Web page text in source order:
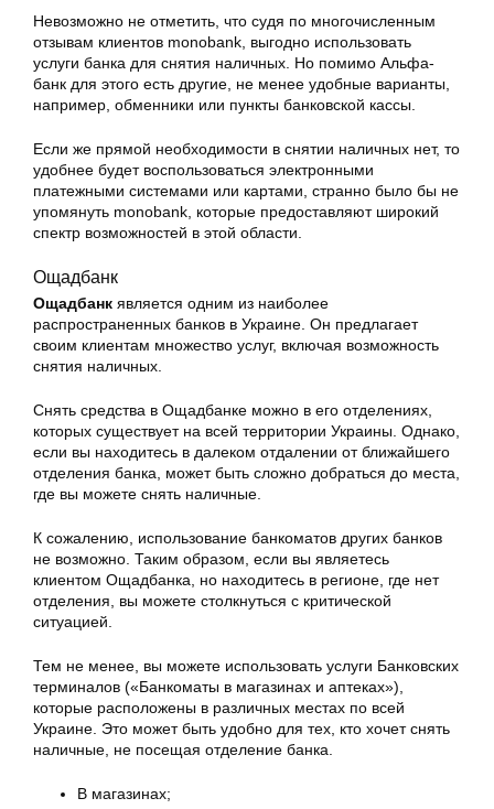
Невозможно не отметить, что судя по многочисленным
отзывам клиентов monobank, выгодно использовать
услуги банка для снятия наличных. Но помимо Альфа-
банк для этого есть другие, не менее удобные варианты,
например, обменники или пункты банковской кассы.
Если же прямой необходимости в снятии наличных нет, то
удобнее будет воспользоваться электронными
платежными системами или картами, странно было бы не
упомянуть monobank, которые предоставляют широкий
спектр возможностей в этой области.
Ощадбанк
Ощадбанк является одним из наиболее
распространенных банков в Украине. Он предлагает
своим клиентам множество услуг, включая возможность
снятия наличных.
Снять средства в Ощадбанке можно в его отделениях,
которых существует на всей территории Украины. Однако,
если вы находитесь в далеком отдалении от ближайшего
отделения банка, может быть сложно добраться до места,
где вы можете снять наличные.
К сожалению, использование банкоматов других банков
не возможно. Таким образом, если вы являетесь
клиентом Oщадбанка, но находитесь в регионе, где нет
отделения, вы можете столкнуться с критической
ситуацией.
Тем не менее, вы можете использовать услуги Банковских
терминалов («Банкоматы в магазинах и аптеках»),
которые расположены в различных местах по всей
Украине. Это может быть удобно для тех, кто хочет снять
наличные, не посещая отделение банка.
В магазинах;